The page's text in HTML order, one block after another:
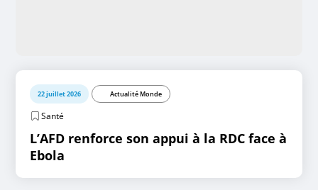
22 juillet 2026 Actualité Monde
Santé
L’AFD renforce son appui à la RDC face à
Ebola